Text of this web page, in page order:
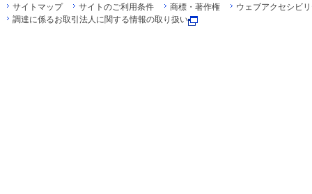
サイトマップ サイトのご利用条件 商標・著作権
ウェブアクセシビ
調達に係るお取引法人に関する情報の取り扱い